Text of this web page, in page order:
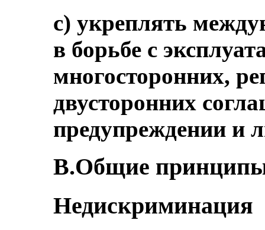
c) укреплять
в борьбе с
многосторонних,
двусторонних
предупреждении и
B.Общие принципы
Недискриминация